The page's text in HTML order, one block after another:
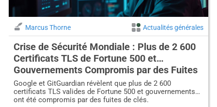
Marcus Thorne Actualités générales
Crise de Sécurité Mondiale : Plus de 2 600
Certificats TLS de Fortune 500 et
Gouvernements Compromis par des Fuites
de Clés Privées
Google et GitGuardian révèlent que plus de 2 600
certificats TLS valides de Fortune 500 et gouvernements
ont été compromis par des fuites de clés.